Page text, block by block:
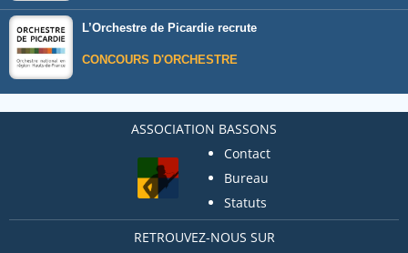
L’Orchestre de Picardie recrute
CONCOURS D'ORCHESTRE
ASSOCIATION BASSONS
Contact
Bureau
Statuts
RETROUVEZ-NOUS SUR